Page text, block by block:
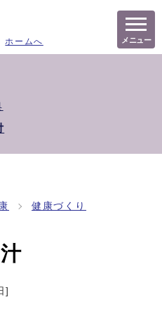
ホームへ メニュー
健康づくり
]